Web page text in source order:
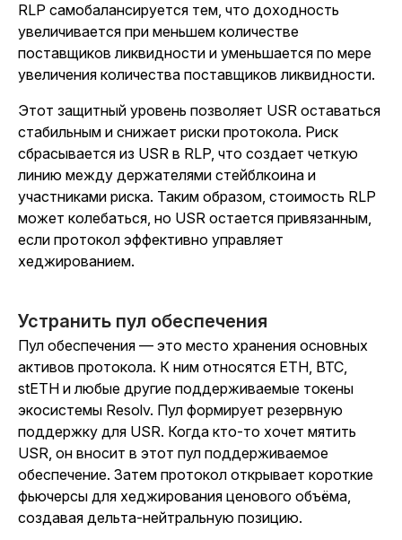
RLP самобалансируется тем, что доходность
увеличивается при меньшем количестве
поставщиков ликвидности и уменьшается по мере
увеличения количества поставщиков ликвидности.
Этот защитный уровень позволяет USR оставаться
стабильным и снижает риски протокола. Риск
сбрасывается из USR в RLP, что создает четкую
линию между держателями стейблкоина и
участниками риска. Таким образом, стоимость RLP
может колебаться, но USR остается привязанным,
если протокол эффективно управляет
хеджированием.
Устранить пул обеспечения
Пул обеспечения — это место хранения основных
активов протокола. К ним относятся ETH, BTC,
stETH и любые другие поддерживаемые токены
экосистемы Resolv. Пул формирует резервную
поддержку для USR. Когда кто-то хочет мятить
USR, он вносит в этот пул поддерживаемое
обеспечение. Затем протокол открывает короткие
фьючерсы для хеджирования ценового объёма,
создавая дельта-нейтральную позицию.